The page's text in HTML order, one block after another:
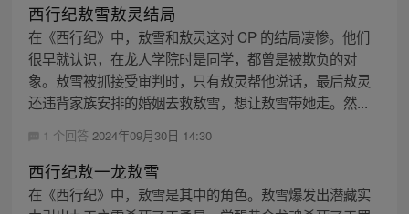
西行纪敖雪敖灵结局
在《西行纪》中，敖雪和敖灵这对 CP 的结局凄惨。他们
很早就认识，在龙人学院时是同学，都曾是被欺负的对
象。敖雪被抓接受审判时，只有敖灵帮他说话，最后敖灵
还违背家族安排的婚姻去救敖雪，想让敖雪带她走。然...
1 个回答 2024年09月30日 14:30
西行纪敖一龙敖雪
在《西行纪》中，敖雪是其中的角色。敖雪爆发出潜藏实